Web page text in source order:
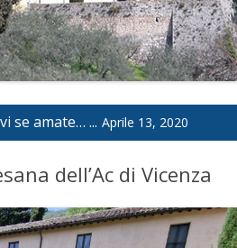
se amate… ... Aprile 13, 2020
dell’Ac di Vicenza